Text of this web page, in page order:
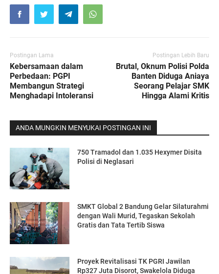
Postingan Lama
Kebersamaan dalam
Perbedaan: PGPI
Membangun Strategi
Menghadapi Intoleransi
Postingan Lebih Baru
Brutal, Oknum Polisi Polda
Banten Diduga Aniaya
Seorang Pelajar SMK
Hingga Alami Kritis
ANDA MUNGKIN MENYUKAI POSTINGAN INI
750 Tramadol dan 1.035 Hexymer Disita
Polisi di Neglasari
SMKT Global 2 Bandung Gelar Silaturahmi
dengan Wali Murid, Tegaskan Sekolah
Gratis dan Tata Tertib Siswa
Proyek Revitalisasi TK PGRI Jawilan
Rp327 Juta Disorot, Swakelola Diduga